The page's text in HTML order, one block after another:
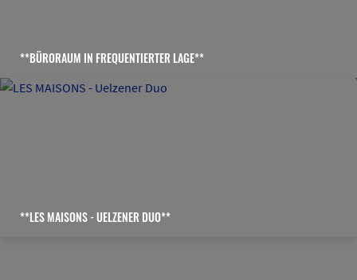
**BÜRORAUM IN FREQUENTIERTER LAGE**
**LES MAISONS - UELZENER DUO**